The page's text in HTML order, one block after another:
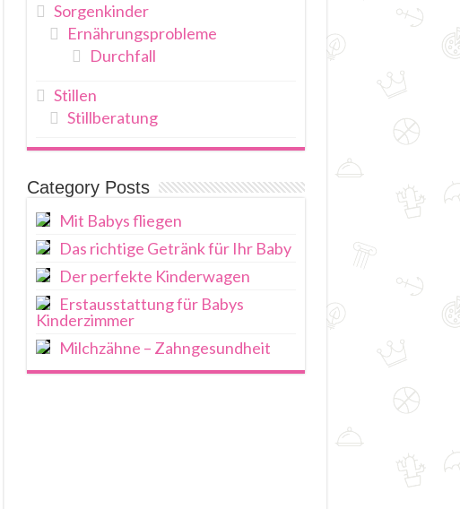
Sorgenkinder
Ernährungsprobleme
Durchfall
Stillen
Stillberatung
Category Posts
Mit Babys fliegen
Das richtige Getränk für Ihr Baby
Der perfekte Kinderwagen
Erstausstattung für Babys
Kinderzimmer
Milchzähne – Zahngesundheit